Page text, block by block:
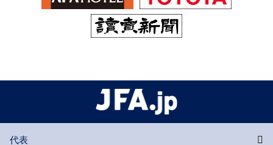
代表